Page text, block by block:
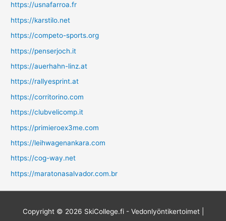
https://usnafarroa.fr
https://karstilo.net
https://competo-sports.org
https://penserjoch.it
https://auerhahn-linz.at
https://rallyesprint.at
https://corritorino.com
https://clubvelicomp.it
https://primieroex3me.com
https://leihwagenankara.com
https://cog-way.net
https://maratonasalvador.com.br
Copyright © 2026 SkiCollege.fi - Vedonlyöntikertoimet|